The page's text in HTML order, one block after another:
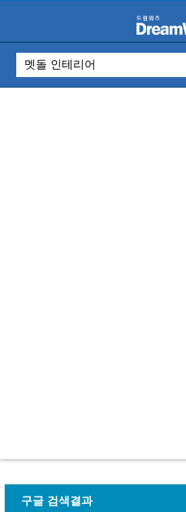
구글 검색결과